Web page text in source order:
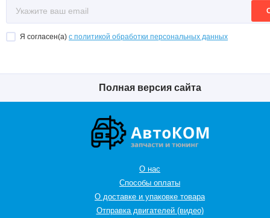
Я согласен(a) с политикой обработки персональных данных
Полная версия сайта
О нас
Способы оплаты
О доставке и упаковке товара
Отправка двигателей (видео)